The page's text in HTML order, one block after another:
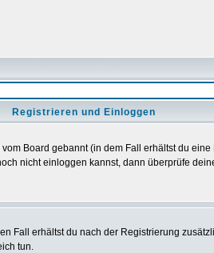
Registrieren und Einloggen
Board gebannt (in dem Fall erhältst du
nicht einloggen kannst, dann überprüfe
Fall erhältst du nach der Registrierung
tun.